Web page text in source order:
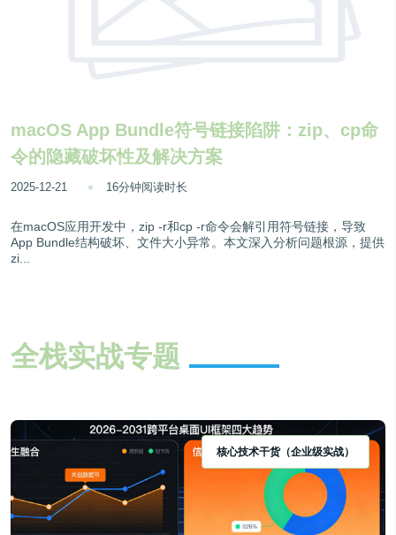
macOS App Bundle符号链接陷阱：zip、cp命
令的隐藏破坏性及解决方案
2025-12-21 16分钟阅读时长
在macOS应用开发中，zip -r和cp -r命令会解引用符号链接，导致
App Bundle结构破坏、文件大小异常。本文深入分析问题根源，提供
zi...
全栈实战专题
核心技术干货（企业级实战）